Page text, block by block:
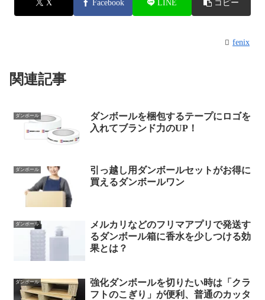
X Facebook LINE コピー
fenix
関連記事
ダンボール
ダンボールを梱包するテープにロゴを
入れてブランド力のUP！
ダンボール
引っ越し用ダンボールセットがお得に
買えるダンボールワン
ダンボール
メルカリなどのフリマアプリで発送す
るダンボール箱に香水を少しつける効
果とは？
ダンボール
強化ダンボールを切りたい時は「クラ
フトのこぎり」が便利、普通のカッタ